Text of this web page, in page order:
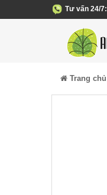
Tư vấn 24/7:
Trang chủ